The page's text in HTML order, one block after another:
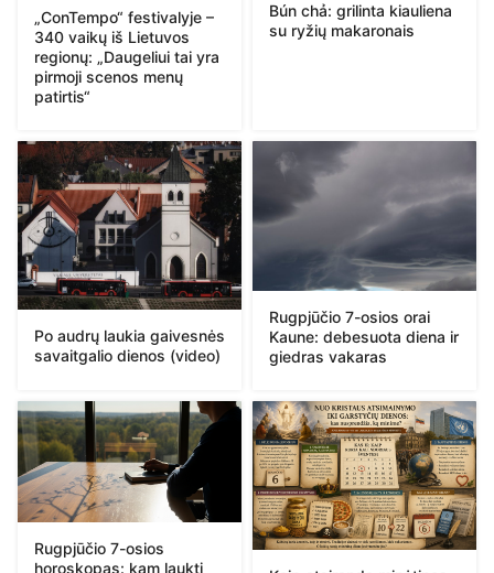
„ConTempo“ festivalyje –
340 vaikų iš Lietuvos
regionų: „Daugeliui tai yra
pirmoji scenos menų
patirtis“
Bún chả: grilinta kiauliena
su ryžių makaronais
Po audrų laukia gaivesnės
savaitgalio dienos (video)
Rugpjūčio 7-osios orai
Kaune: debesuota diena ir
giedras vakaras
Rugpjūčio 7-osios
horoskopas: kam laukti